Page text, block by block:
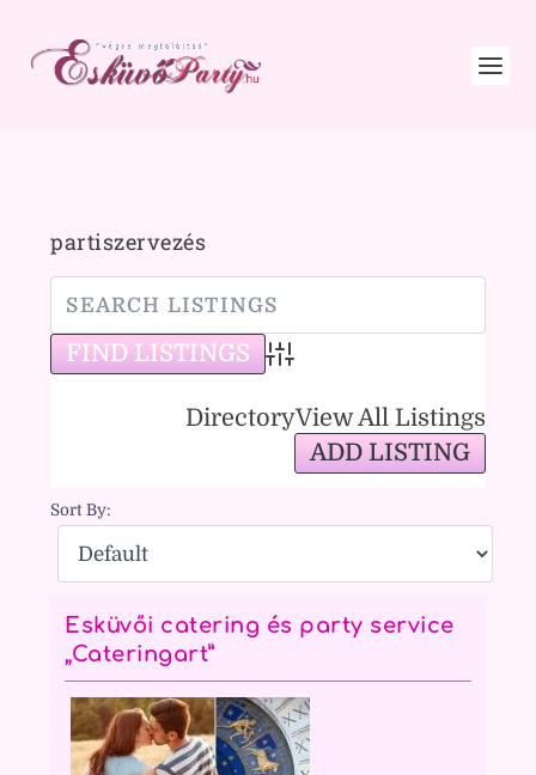
partiszervezés
Advanced Search
DirectoryView All Listings
ADD LISTING
Sort By:
Esküvői catering és party service
„Cateringart”